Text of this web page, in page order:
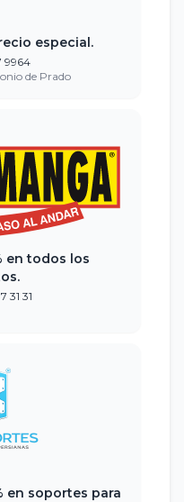
especial.
9964
de Prado
en todos los
31 31
en soportes para